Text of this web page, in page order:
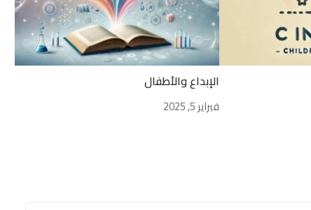
الإبداع والأطفال
فبراير 5, 2025